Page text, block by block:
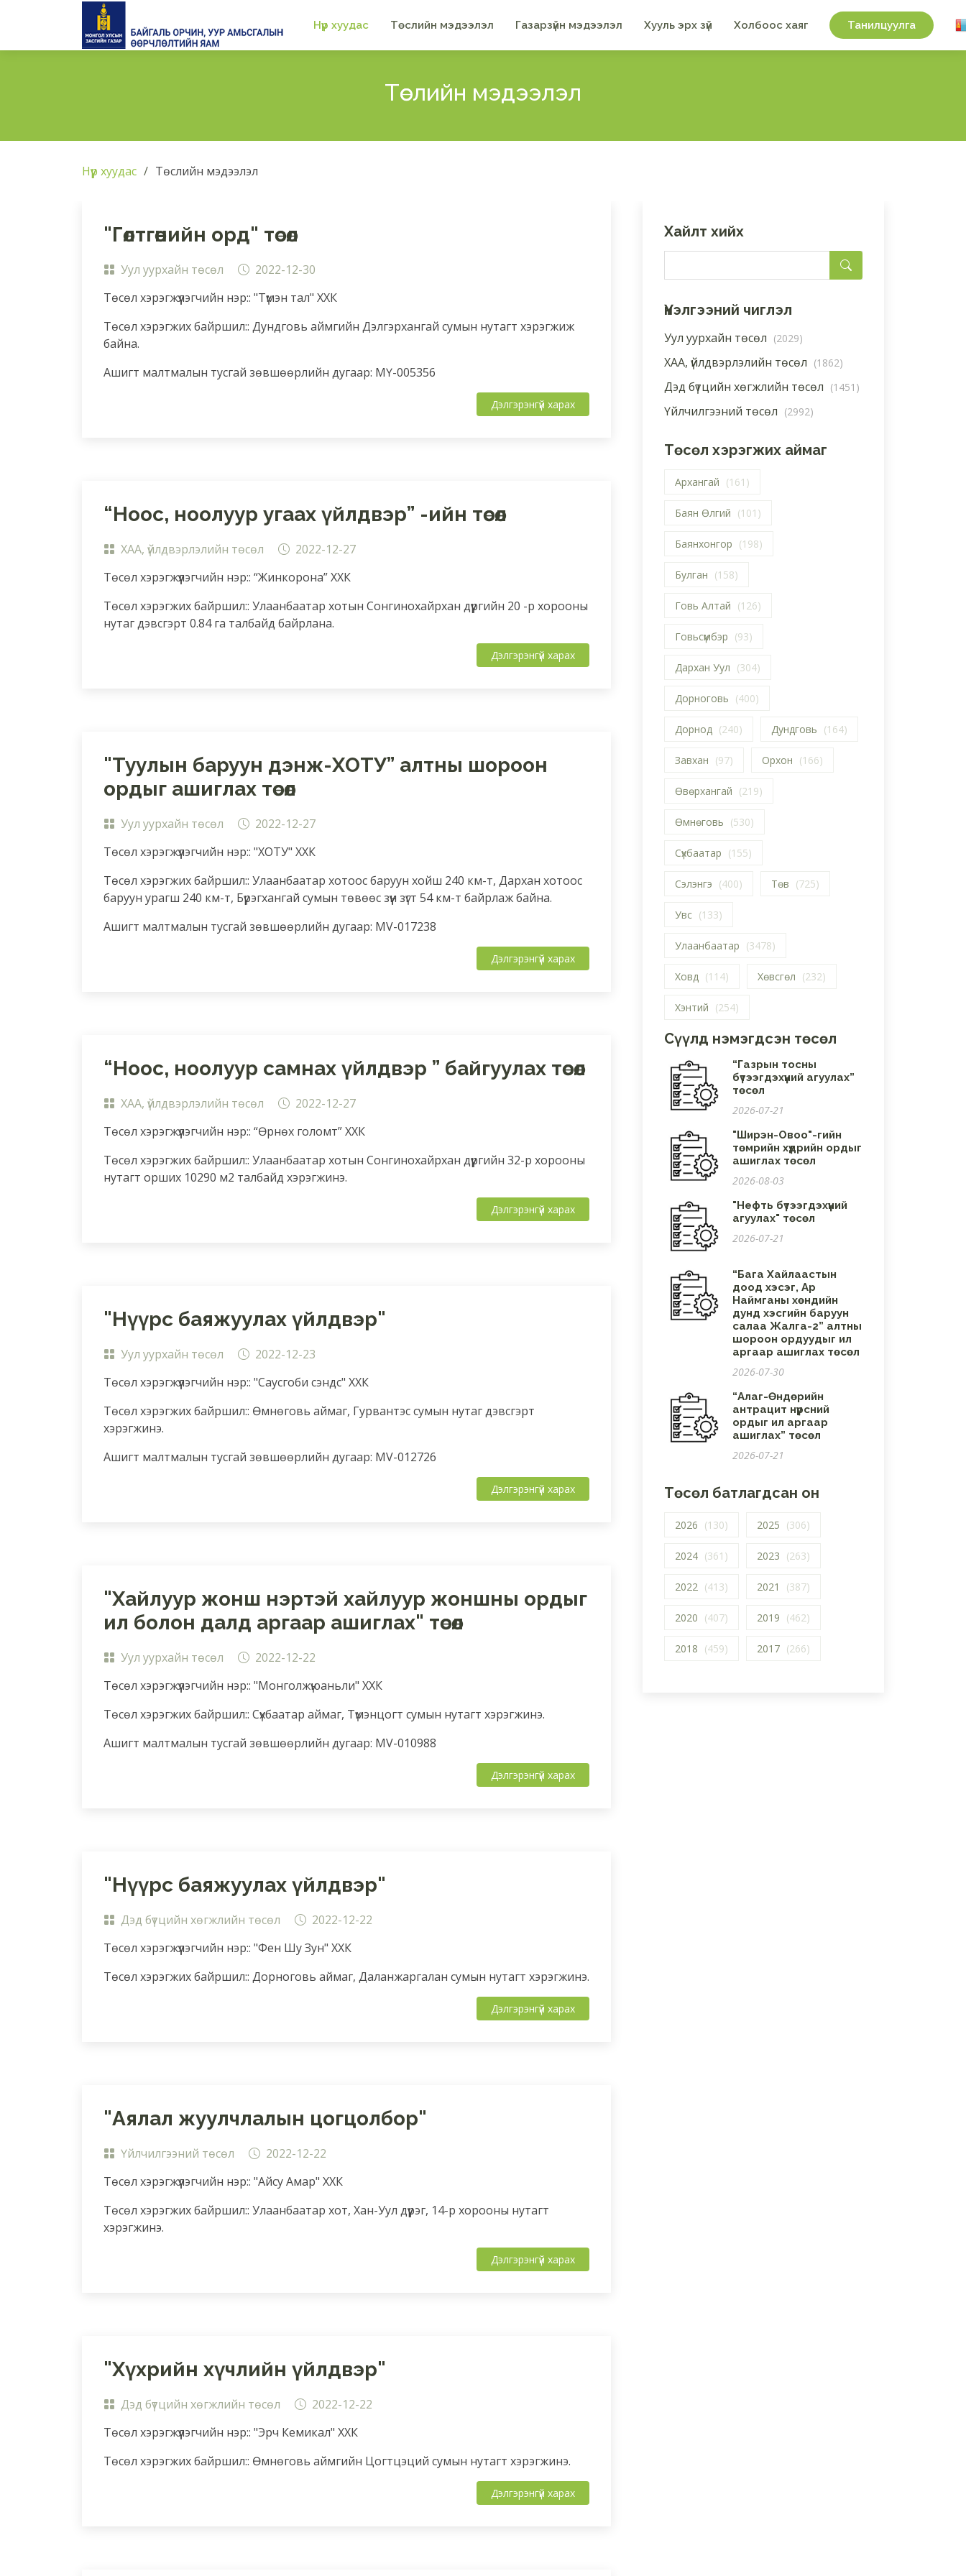
Нүүр хуудас Төслийн мэдээлэл Газарзүйн мэдээлэл Хууль эрх зүй Холбоос хаяг Танилцуулга
Төслийн мэдээлэл
Нүүр хуудас Төслийн мэдээлэл
"Гөлтгөнийн орд" төсөл
Уул уурхайн төсөл
2022-12-30
Төсөл хэрэгжүүлэгчийн нэр:: "Түмэн тал" ХХК
Төсөл хэрэгжих байршил:: Дундговь аймгийн Дэлгэрхангай сумын нутагт хэрэгжиж
байна.
Ашигт малтмалын тусгай зөвшөөрлийн дугаар: МҮ-005356
Дэлгэрэнгүй харах
“Ноос, ноолуур угаах үйлдвэр” -ийн төсөл
ХАА, үйлдвэрлэлийн төсөл
2022-12-27
Төсөл хэрэгжүүлэгчийн нэр:: “Жинкорона” ХХК
Төсөл хэрэгжих байршил:: Улаанбаатар хотын Сонгинохайрхан дүүргийн 20 -р хорооны
нутаг дэвсгэрт 0.84 га талбайд байрлана.
Дэлгэрэнгүй харах
"Туулын баруун дэнж-ХОТУ” алтны шороон
ордыг ашиглах төсөл
Уул уурхайн төсөл
2022-12-27
Төсөл хэрэгжүүлэгчийн нэр:: "ХОТУ" ХХК
Төсөл хэрэгжих байршил:: Улаанбаатар хотоос баруун хойш 240 км-т, Дархан хотоос
баруун урагш 240 км-т, Бүрэгхангай сумын төвөөс зүүн зүгт 54 км-т байрлаж байна.
Ашигт малтмалын тусгай зөвшөөрлийн дугаар: MV-017238
Дэлгэрэнгүй харах
“Ноос, ноолуур самнах үйлдвэр ” байгуулах төсөл
ХАА, үйлдвэрлэлийн төсөл
2022-12-27
Төсөл хэрэгжүүлэгчийн нэр:: “Өрнөх голомт” ХХК
Төсөл хэрэгжих байршил:: Улаанбаатар хотын Сонгинохайрхан дүүргийн 32-р хорооны
нутагт орших 10290 м2 талбайд хэрэгжинэ.
Дэлгэрэнгүй харах
"Нүүрс баяжуулах үйлдвэр"
Уул уурхайн төсөл
2022-12-23
Төсөл хэрэгжүүлэгчийн нэр:: "Саусгоби сэндс" ХХК
Төсөл хэрэгжих байршил:: Өмнөговь аймаг, Гурвантэс сумын нутаг дэвсгэрт
хэрэгжинэ.
Ашигт малтмалын тусгай зөвшөөрлийн дугаар: MV-012726
Дэлгэрэнгүй харах
"Хайлуур жонш нэртэй хайлуур жоншны ордыг
ил болон далд аргаар ашиглах" төсөл
Уул уурхайн төсөл
2022-12-22
Төсөл хэрэгжүүлэгчийн нэр:: "Монголжүюаньли" ХХК
Төсөл хэрэгжих байршил:: Сүхбаатар аймаг, Түмэнцогт сумын нутагт хэрэгжинэ.
Ашигт малтмалын тусгай зөвшөөрлийн дугаар: MV-010988
Дэлгэрэнгүй харах
"Нүүрс баяжуулах үйлдвэр"
Дэд бүтцийн хөгжлийн төсөл
2022-12-22
Төсөл хэрэгжүүлэгчийн нэр:: "Фен Шу Зун" ХХК
Төсөл хэрэгжих байршил:: Дорноговь аймаг, Даланжаргалан сумын нутагт хэрэгжинэ.
Дэлгэрэнгүй харах
"Аялал жуулчлалын цогцолбор"
Үйлчилгээний төсөл
2022-12-22
Төсөл хэрэгжүүлэгчийн нэр:: "Айсу Амар" ХХК
Төсөл хэрэгжих байршил:: Улаанбаатар хот, Хан-Уул дүүрэг, 14-р хорооны нутагт
хэрэгжинэ.
Дэлгэрэнгүй харах
"Хүхрийн хүчлийн үйлдвэр"
Дэд бүтцийн хөгжлийн төсөл
2022-12-22
Төсөл хэрэгжүүлэгчийн нэр:: "Эрч Кемикал" ХХК
Төсөл хэрэгжих байршил:: Өмнөговь аймгийн Цогтцэций сумын нутагт хэрэгжинэ.
Дэлгэрэнгүй харах
Хайлт хийх
Үнэлгээний чиглэл
Уул уурхайн төсөл (2029)
ХАА, үйлдвэрлэлийн төсөл (1862)
Дэд бүтцийн хөгжлийн төсөл (1451)
Үйлчилгээний төсөл (2992)
Төсөл хэрэгжих аймаг
Архангай (161)
Баян Өлгий (101)
Баянхонгор (198)
Булган (158)
Говь Алтай (126)
Говьсүмбэр (93)
Дархан Уул (304)
Дорноговь (400)
Дорнод (240) Дундговь (164)
Завхан (97) Орхон (166)
Өвөрхангай (219)
Өмнөговь (530)
Сүхбаатар (155)
Сэлэнгэ (400) Төв (725)
Увс (133)
Улаанбаатар (3478)
Ховд (114) Хөвсгөл (232)
Хэнтий (254)
Сүүлд нэмэгдсэн төсөл
“Газрын тосны
бүтээгдэхүүний агуулах”
төсөл
2026-07-21
"Ширэн-Овоо"-гийн
төмрийн хүдрийн ордыг
ашиглах төсөл
2026-08-03
"Нефть бүтээгдэхүүний
агуулах" төсөл
2026-07-21
“Бага Хайлаастын
доод хэсэг, Ар
Наймганы хөндийн
дунд хэсгийн баруун
салаа Жалга-2” алтны
шороон ордуудыг ил
аргаар ашиглах төсөл
2026-07-30
“Алаг-Өндөрийн
антрацит нүүрсний
ордыг ил аргаар
ашиглах” төсөл
2026-07-21
Төсөл батлагдсан он
2026 (130) 2025 (306)
2024 (361) 2023 (263)
2022 (413) 2021 (387)
2020 (407) 2019 (462)
2018 (459) 2017 (266)